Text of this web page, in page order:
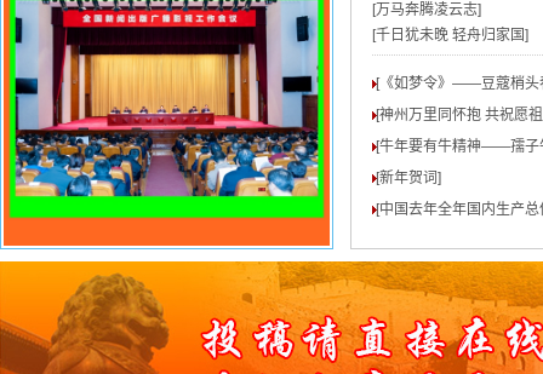
[万马奔腾凌云志]
[千日犹未晚 轻舟归家国]
[《如梦令》——豆蔻梢头
[神州万里同怀抱 共祝愿
[牛年要有牛精神——孺子
[新年贺词]
[中国去年全年国内生产